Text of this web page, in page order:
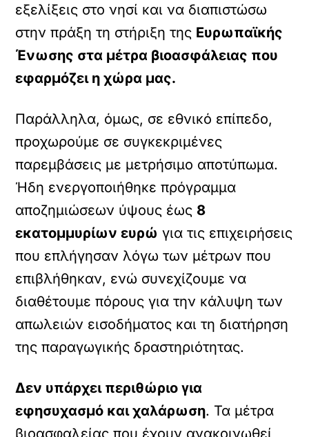
εξελίξεις στο νησί και να διαπιστώσω
στην πράξη τη στήριξη της Ευρωπαϊκής
Ένωσης στα μέτρα βιοασφάλειας που
εφαρμόζει η χώρα μας.
Παράλληλα, όμως, σε εθνικό επίπεδο,
προχωρούμε σε συγκεκριμένες
παρεμβάσεις με μετρήσιμο αποτύπωμα.
Ήδη ενεργοποιήθηκε πρόγραμμα
αποζημιώσεων ύψους έως 8
εκατομμυρίων ευρώ για τις επιχειρήσεις
που επλήγησαν λόγω των μέτρων που
επιβλήθηκαν, ενώ συνεχίζουμε να
διαθέτουμε πόρους για την κάλυψη των
απωλειών εισοδήματος και τη διατήρηση
της παραγωγικής δραστηριότητας.
Δεν υπάρχει περιθώριο για
εφησυχασμό και χαλάρωση. Τα μέτρα
βιοασφαλείας που έχουν ανακοινωθεί